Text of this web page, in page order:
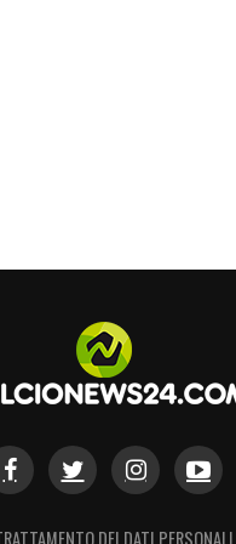
DEI DATI PERSONALI